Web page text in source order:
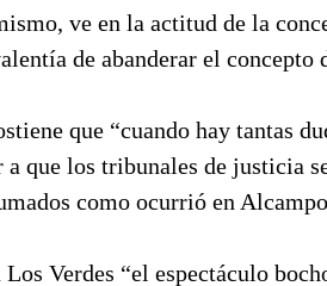
ve en la actitud de la
de abanderar el concepto
que “cuando hay tantas
a que los tribunales de justicia
como ocurrió en
Verdes “el espectáculo